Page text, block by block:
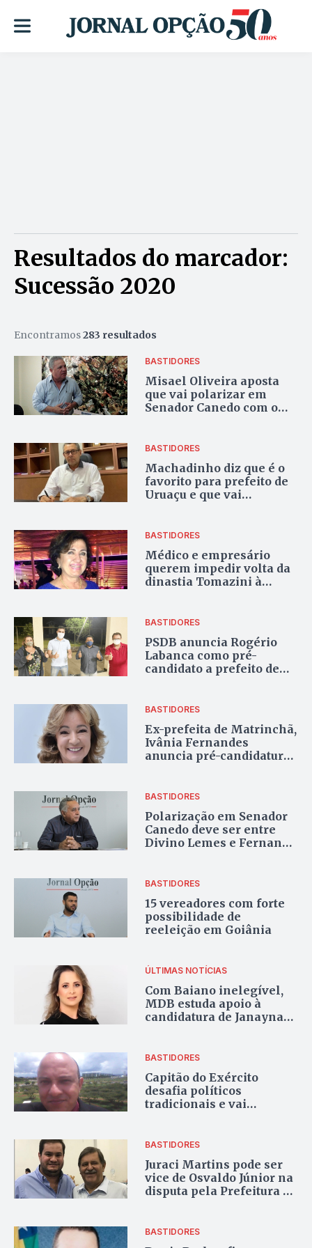
Resultados do marcador:
Sucessão 2020
Encontramos283 resultados
BASTIDORES
Misael Oliveira aposta
que vai polarizar em
Senador Canedo com o
BASTIDORES
Machadinho diz que é o
favorito para prefeito de
Uruaçu e que vai
BASTIDORES
Médico e empresário
querem impedir volta da
dinastia Tomazini à
BASTIDORES
PSDB anuncia Rogério
Labanca como pré-
candidato a prefeito de
BASTIDORES
Ex-prefeita de Matrinchã,
Ivânia Fernandes
anuncia pré-candidatura:
BASTIDORES
Polarização em Senador
Canedo deve ser entre
Divino Lemes e Fernando
BASTIDORES
15 vereadores com forte
possibilidade de
reeleição em Goiânia
ÚLTIMAS NOTÍCIAS
Com Baiano inelegível,
MDB estuda apoio à
candidatura de Janayna
BASTIDORES
Capitão do Exército
desafia políticos
tradicionais e vai
BASTIDORES
Juraci Martins pode ser
vice de Osvaldo Júnior na
disputa pela Prefeitura de
BASTIDORES